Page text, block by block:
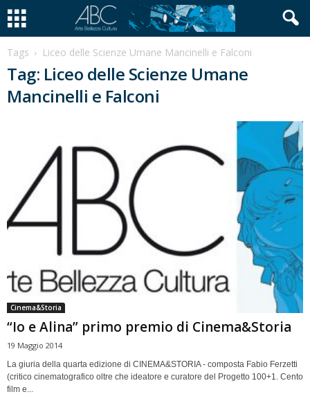
Tags Liceo delle Scienze Umane Mancinelli e Falconi
Tag: Liceo delle Scienze Umane
Mancinelli e Falconi
Cinema&Storia
“Io e Alina” primo premio di Cinema&Storia
19 Maggio 2014
La giuria della quarta edizione di CINEMA&STORIA - composta Fabio Ferzetti
(critico cinematografico oltre che ideatore e curatore del Progetto 100+1. Cento
film e...